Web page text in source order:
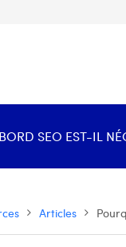
SEO EST-IL
Articles